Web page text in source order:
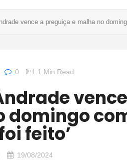
vence a preguiça e malha no
0 1 Min Read
domingo
feito’
19/08/2024